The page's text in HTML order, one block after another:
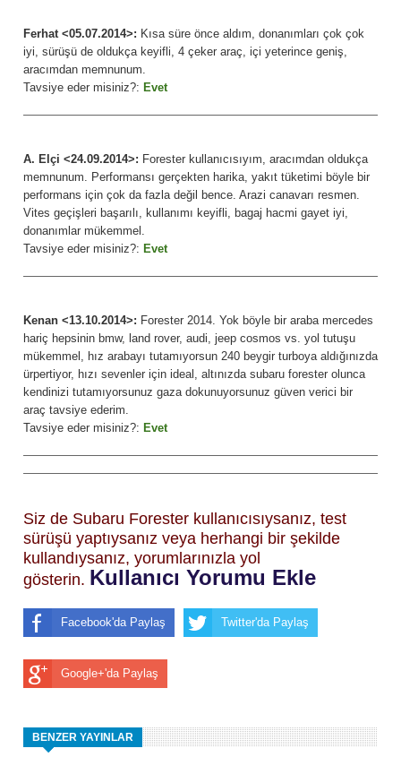
Ferhat <05.07.2014>: Kısa süre önce aldım, donanımları çok çok
iyi, sürüşü de oldukça keyifli, 4 çeker araç, içi yeterince geniş,
aracımdan memnunum.
Tavsiye eder misiniz?: Evet
A. Elçi <24.09.2014>: Forester kullanıcısıyım, aracımdan oldukça
memnunum. Performansı gerçekten harika, yakıt tüketimi böyle bir
performans için çok da fazla değil bence. Arazi canavarı resmen.
Vites geçişleri başarılı, kullanımı keyifli, bagaj hacmi gayet iyi,
donanımlar mükemmel.
Tavsiye eder misiniz?: Evet
Kenan <13.10.2014>: Forester 2014. Yok böyle bir araba mercedes
hariç hepsinin bmw, land rover, audi, jeep cosmos vs. yol tutuşu
mükemmel, hız arabayı tutamıyorsun 240 beygir turboya aldığınızda
ürpertiyor, hızı sevenler için ideal, altınızda subaru forester olunca
kendinizi tutamıyorsunuz gaza dokunuyorsunuz güven verici bir
araç tavsiye ederim.
Tavsiye eder misiniz?: Evet
Siz de Subaru Forester kullanıcısıysanız, test
sürüşü yaptıysanız veya herhangi bir şekilde
kullandıysanız, yorumlarınızla yol
gösterin. Kullanıcı Yorumu Ekle
Facebook'da Paylaş Twitter'da Paylaş
Google+'da Paylaş
BENZER YAYINLAR